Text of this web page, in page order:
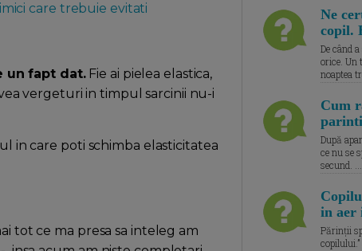
care trebuie evitati
un fapt dat.Fie ai pielea elastica,
vergeturi in timpul sarcinii nu-i
in care poti schimba elasticitatea
tot ce ma presa sa inteleg am
Ne
copil.
De când
orice. Un
noaptea
Cum
parinti
După
ce nu se
secund.
in aer
Părinții